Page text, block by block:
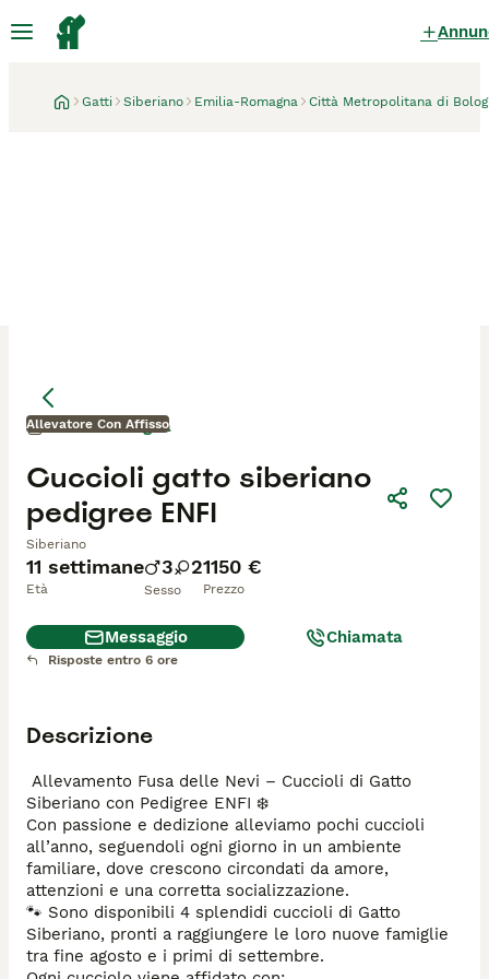
Gatti Siberiano Emilia-Romagna Città Metropolitana di
Allevatore Con Affisso
11 settimane
Età
3 2
Sesso
1150 €
Prezzo
Cuccioli gatto siberiano
pedigree ENFI
Siberiano
1 mese Bologna
Messaggio Chiamata
Risposte entro 6 ore
Descrizione
Allevamento Fusa delle Nevi – Cuccioli di Gatto
Siberiano con Pedigree ENFI ❄️
Con passione e dedizione alleviamo pochi cuccioli
all’anno, seguendoli ogni giorno in un ambiente
familiare, dove crescono circondati da amore,
attenzioni e una corretta socializzazione.
🐾 Sono disponibili 4 splendidi cuccioli di Gatto
Siberiano, pronti a raggiungere le loro nuove famiglie
tra fine agosto e i primi di settembre.